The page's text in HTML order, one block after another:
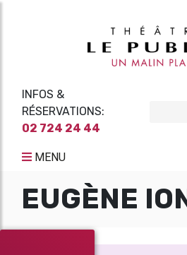
INFOS &
RÉSERVATIONS:
02 724 24 44
MENU
EUGÈNE